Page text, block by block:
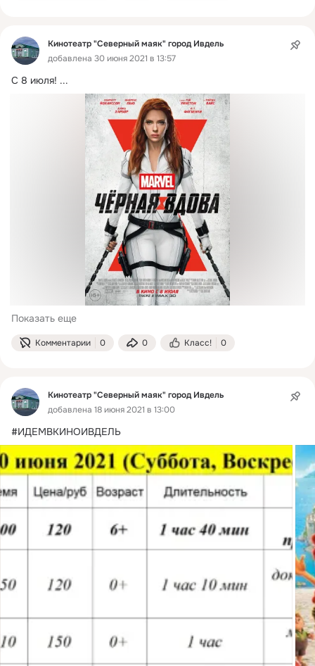
Кинотеатр "Северный маяк" город Ивдель
добавлена 30 июня 2021 в 13:57
С 8 июля! ...
Показать еще
Комментарии 0 0 Класс! 0
Кинотеатр "Северный маяк" город Ивдель
добавлена 18 июня 2021 в 13:00
#ИДЕМВКИНОИВДЕЛЬ